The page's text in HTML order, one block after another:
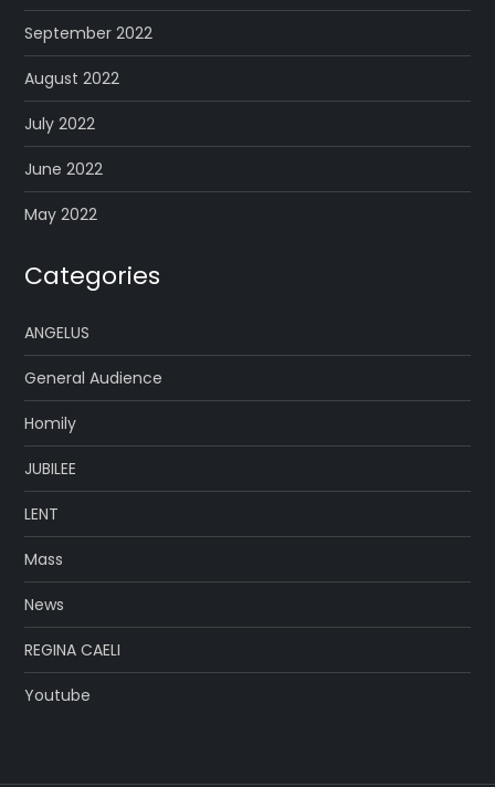
September 2022
August 2022
July 2022
June 2022
May 2022
Categories
ANGELUS
General Audience
Homily
JUBILEE
LENT
Mass
News
REGINA CAELI
Youtube